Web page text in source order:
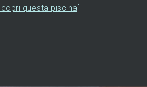
questa piscina]